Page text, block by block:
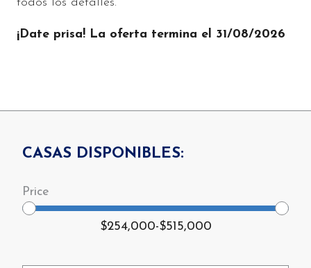
¡Date prisa! La oferta termina el 31/08/2026
CASAS DISPONIBLES:
$254,000-$515,000